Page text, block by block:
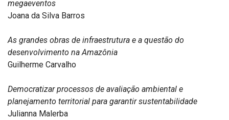
megaeventos
Joana da Silva Barros
As grandes obras de infraestrutura e a questão do
desenvolvimento na Amazônia
Guilherme Carvalho
Democratizar processos de avaliação ambiental e
planejamento territorial para garantir sustentabilidade
Julianna Malerba